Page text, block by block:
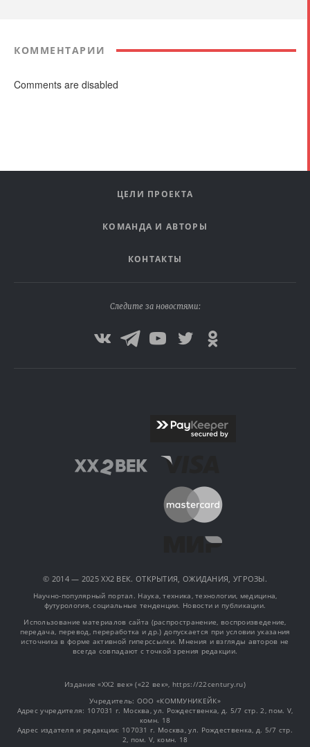
КОММЕНТАРИИ
Comments are disabled
ЦЕЛИ ПРОЕКТА
КОМАНДА И АВТОРЫ
КОНТАКТЫ
Следите за новостями:
© 2014 — 2025 XX2 ВЕК. ОТКРЫТИЯ, ОЖИДАНИЯ, УГРОЗЫ.
Научно-популярный портал. Наука, техника, технологии, медицина,
футурология, социальные тенденции. Новости и публикации.
Использование материалов сайта (распространение, воспроизведение,
передача, перевод, переработка и др.) допускается при условии указания
источника в форме активной гиперссылки. Мнения и взгляды авторов не
всегда совпадают с точкой зрения редакции.
Издание «XX2 век» («22 век», https://22century.ru)
Учредитель: OOO «КОММУНИКЕЙК»
Адрес учредителя: 107031 г. Москва, ул. Рождественка, д. 5/7 стр. 2, пом. V,
комн. 18
Адрес издателя и редакции: 107031 г. Москва, ул. Рождественка, д. 5/7 стр.
2, пом. V, комн. 18